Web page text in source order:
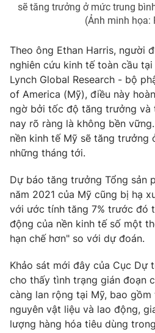
Emagazine
Photo
Video
VTV Sức khoẻ Bất
Thị trường 24h
VTV4
VTV9
sẽ tăng trưởng ở mức trung
(Ảnh minh họa:
Theo ông Ethan Harris, người
nghiên cứu kinh tế toàn cầu
Lynch Global Research - bộ
of America (Mỹ), điều này
ngờ bởi tốc độ tăng trưởng và
nay rõ ràng là không bền
nền kinh tế Mỹ sẽ tăng trưởng
những tháng tới.
Dự báo tăng trưởng Tổng sản
năm 2021 của Mỹ cũng bị hạ
với ước tính tăng 7% trước đó
động của nền kinh tế số một
hạn chế hơn" so với dự đoán.
Khảo sát mới đây của Cục Dự
cho thấy tình trạng gián đoạn
càng lan rộng tại Mỹ, bao
nguyên vật liệu và lao động,
lượng hàng hóa tiêu dùng